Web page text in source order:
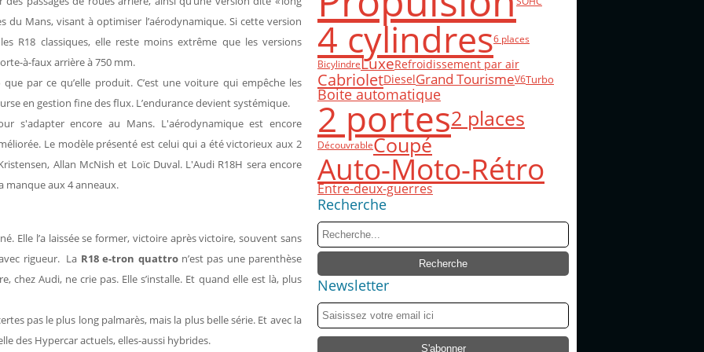
du Mans, visant à optimiser l’aérodynamique. Si cette version
R18 classiques, elle reste moins extrême que les versions
à-faux arrière à 750 mm.
que par ce qu’elle produit. C’est une voiture qui empêche les
en gestion fine des flux. L’endurance devient systémique.
s'adapter encore au Mans. L'aérodynamique est encore
Le modèle présenté est celui qui a été victorieux aux 2
Allan McNish et Loïc Duval. L'Audi R18H sera encore
manque aux 4 anneaux.
Elle l’a laissée se former, victoire après victoire, souvent sans
rigueur. La R18 e-tron quattron’est pas une parenthèse
chez Audi, ne crie pas. Elle s’installe. Et quand elle est là, plus
pas le plus long palmarès, mais la plus belle série. Et avec la
des Hypercar actuels, elles-aussi hybrides.
4 cylindres6 places
BicylindreLuxeRefroidissement par air
CabrioletDieselGrand TourismeV6Turbo
Boite automatique
2 portes2 places
DécouvrableCoupé
Auto-Moto-Rétro
Entre-deux-guerres
Recherche
Newsletter